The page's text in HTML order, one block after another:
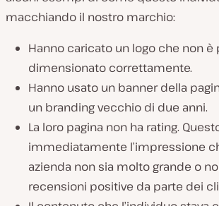
macchiando il nostro marchio:
Hanno caricato un logo che non è
dimensionato correttamente.
Hanno usato un banner della
un branding vecchio di due anni.
La loro pagina non ha rating.
immediatamente l’impressione
azienda non sia molto grande o
recensioni positive da parte dei